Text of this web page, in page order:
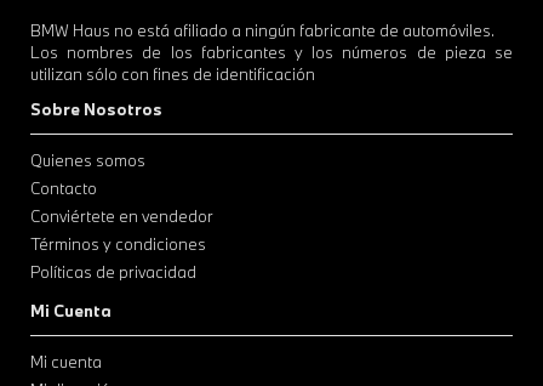
BMW Haus no está afiliado a ningún fabricante de automóviles.
Los nombres de los fabricantes y los números de pieza se
utilizan sólo con fines de identificación
Sobre Nosotros
Quienes somos
Contacto
Conviértete en vendedor
Términos y condiciones
Políticas de privacidad
Mi Cuenta
Mi cuenta